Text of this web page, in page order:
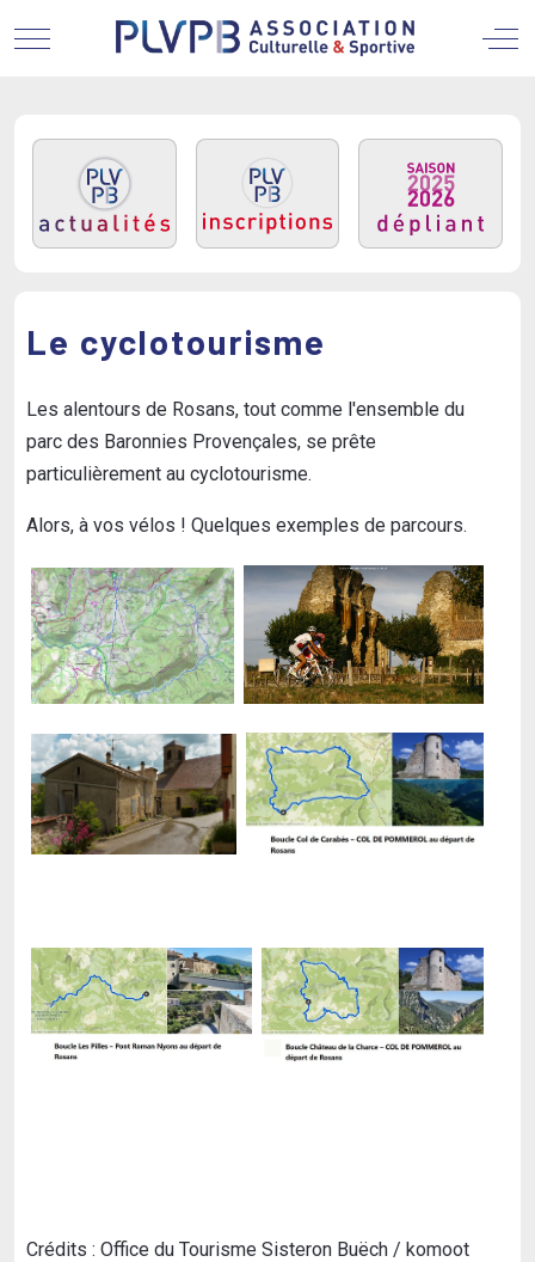
Mobile Menu Toggle Off-
Le cyclotourisme
Les alentours de Rosans, tout comme l'ensemble du
parc des Baronnies Provençales, se prête
particulièrement au cyclotourisme.
Alors, à vos vélos ! Quelques exemples de parcours.
Crédits : Office du Tourisme Sisteron Buëch / komoot